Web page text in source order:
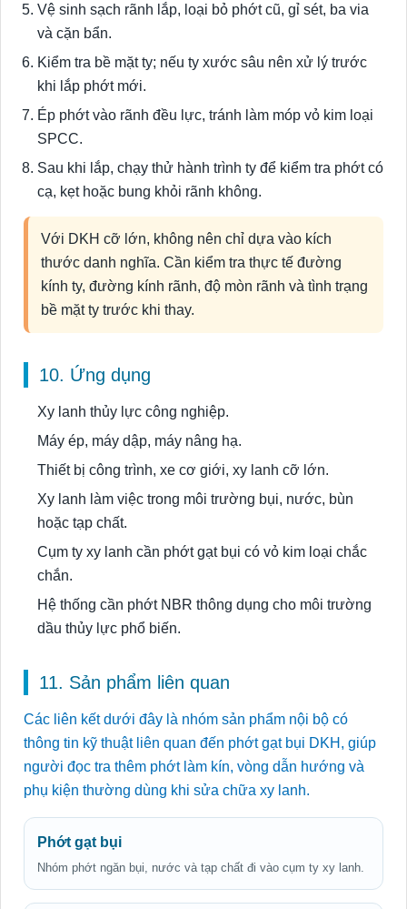
Vệ sinh sạch rãnh lắp, loại bỏ phớt cũ, gỉ sét, ba via
và cặn bẩn.
Kiểm tra bề mặt ty; nếu ty xước sâu nên xử lý trước
khi lắp phớt mới.
Ép phớt vào rãnh đều lực, tránh làm móp vỏ kim loại
SPCC.
Sau khi lắp, chạy thử hành trình ty để kiểm tra phớt có
cạ, kẹt hoặc bung khỏi rãnh không.
Với DKH cỡ lớn, không nên chỉ dựa vào kích
thước danh nghĩa. Cần kiểm tra thực tế đường
kính ty, đường kính rãnh, độ mòn rãnh và tình trạng
bề mặt ty trước khi thay.
10. Ứng dụng
Xy lanh thủy lực công nghiệp.
Máy ép, máy dập, máy nâng hạ.
Thiết bị công trình, xe cơ giới, xy lanh cỡ lớn.
Xy lanh làm việc trong môi trường bụi, nước, bùn
hoặc tạp chất.
Cụm ty xy lanh cần phớt gạt bụi có vỏ kim loại chắc
chắn.
Hệ thống cần phớt NBR thông dụng cho môi trường
dầu thủy lực phổ biến.
11. Sản phẩm liên quan
Các liên kết dưới đây là nhóm sản phẩm nội bộ có
thông tin kỹ thuật liên quan đến phớt gạt bụi DKH, giúp
người đọc tra thêm phớt làm kín, vòng dẫn hướng và
phụ kiện thường dùng khi sửa chữa xy lanh.
Phớt gạt bụi
Nhóm phớt ngăn bụi, nước và tạp chất đi vào cụm ty xy lanh.